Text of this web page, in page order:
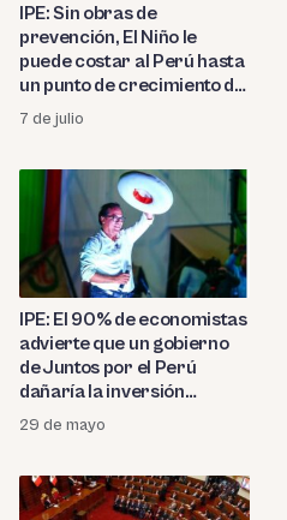
IPE: Sin obras de
prevención, El Niño le
puede costar al Perú hasta
un punto de crecimiento del
PBI este año
7 de julio
IPE: El 90% de economistas
advierte que un gobierno
de Juntos por el Perú
dañaría la inversión
privada
29 de mayo